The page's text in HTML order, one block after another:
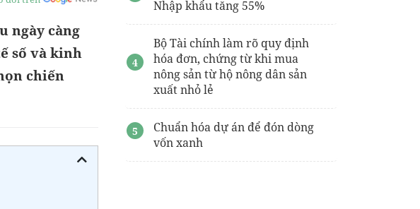
ngày càng
số và kinh
chiến
Nhập khẩu tăng 55%
Bộ Tài chính làm rõ quy định
hóa đơn, chứng từ khi mua
nông sản từ hộ nông dân sản
xuất nhỏ lẻ
Chuẩn hóa dự án để đón dòng
vốn xanh